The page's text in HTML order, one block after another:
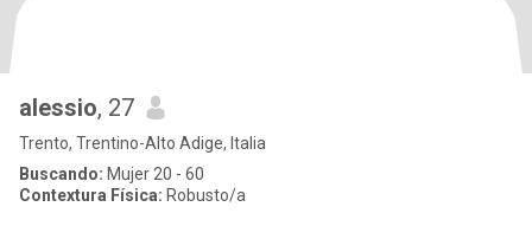
alessio, 27
Trento, Trentino-Alto Adige, Italia
Buscando: Mujer 20 - 60
Contextura Física: Robusto/a